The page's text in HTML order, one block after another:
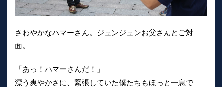
さわやかなハマーさん。ジュンジュンお父さんとご対
面。
「あっ！ハマーさんだ！」
漂う爽やかさに、緊張していた僕たちもほっと一息で